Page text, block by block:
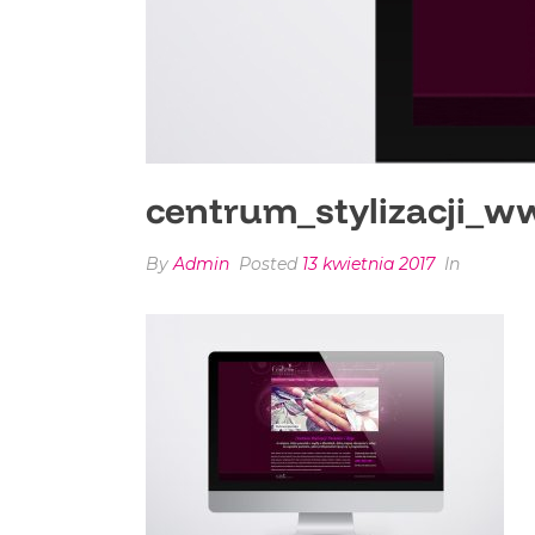
ByAdmin Posted 13 kwietnia 2017 In